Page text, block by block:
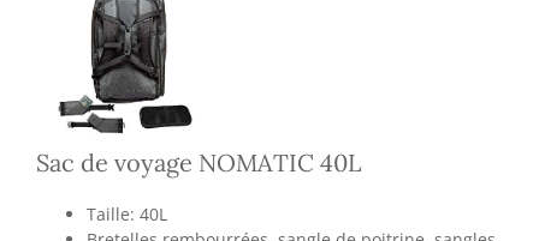
Sac de voyage NOMATIC 40L
Taille: 40L